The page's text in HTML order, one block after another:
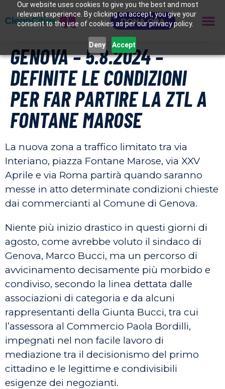
Our website uses cookies to give you the best and most
relevant experience. By clicking on accept, you give your
consent to the use of cookies as per our privacy policy.
Deny Accept
DONA ORA
GENOVA – 5.8.2024 –
DEFINITE LE CONDIZIONI
PER FAR PARTIRE LA ZTL A
FONTANE MAROSE
La nuova zona a traffico limitato tra via
Interiano, piazza Fontane Marose, via XXV
Aprile e via Roma partirà quando saranno
messe in atto determinate condizioni chieste
dai commercianti al Comune di Genova.
Niente più inizio drastico in questi giorni di
agosto, come avrebbe voluto il sindaco di
Genova, Marco Bucci, ma un percorso di
avvicinamento decisamente più morbido e
condiviso, secondo la linea dettata dalle
associazioni di categoria e da alcuni
rappresentanti della Giunta Bucci, tra cui
l’assessora al Commercio Paola Bordilli,
impegnati nel non facile lavoro di
mediazione tra il decisionismo del primo
cittadino e le legittime e condivisibili
esigenze dei negozianti.